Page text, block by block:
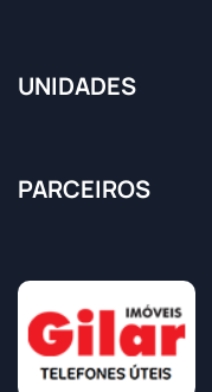
UNIDADES
PARCEIROS